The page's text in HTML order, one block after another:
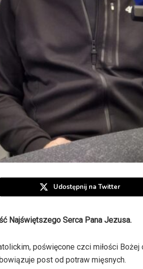
Udostępnij na Twitter
Najświętszego Serca Pana Jezusa.
poświęcone czci miłości
post od potraw mięsnych.